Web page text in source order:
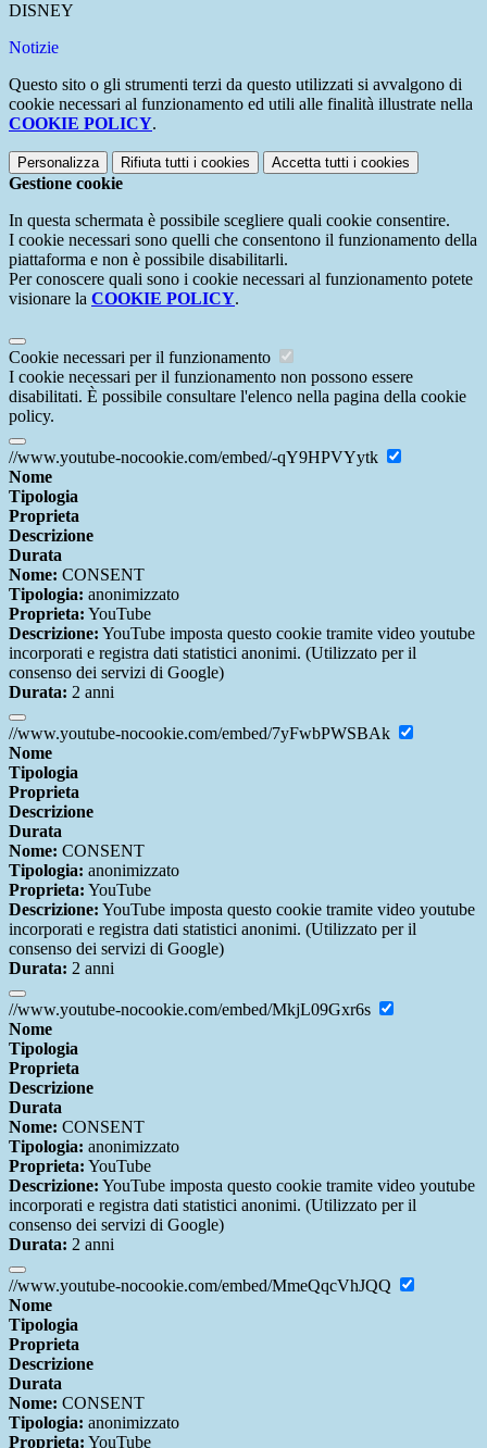
Notizie
Questo sito o gli strumenti terzi da questo utilizzati si avvalgono di
cookie necessari al funzionamento ed utili alle finalità illustrate nella
COOKIE POLICY.
Personalizza Rifiuta tutti i cookies Accetta tutti i cookies
Gestione cookie
In questa schermata è possibile scegliere quali cookie consentire.
I cookie necessari sono quelli che consentono il funzionamento della
piattaforma e non è possibile disabilitarli.
Per conoscere quali sono i cookie necessari al funzionamento potete
visionare la COOKIE POLICY.
Cookie necessari per il funzionamento
I cookie necessari per il funzionamento non possono essere
disabilitati. È possibile consultare l'elenco nella pagina della cookie
policy.
//www.youtube-nocookie.com/embed/-qY9HPVYytk
Nome
Tipologia
Proprieta
Descrizione
Durata
Nome: CONSENT
Tipologia: anonimizzato
Proprieta: YouTube
Descrizione: YouTube imposta questo cookie tramite video youtube
incorporati e registra dati statistici anonimi. (Utilizzato per il
consenso dei servizi di Google)
Durata: 2 anni
//www.youtube-nocookie.com/embed/7yFwbPWSBAk
Nome
Tipologia
Proprieta
Descrizione
Durata
Nome: CONSENT
Tipologia: anonimizzato
Proprieta: YouTube
Descrizione: YouTube imposta questo cookie tramite video youtube
incorporati e registra dati statistici anonimi. (Utilizzato per il
consenso dei servizi di Google)
Durata: 2 anni
//www.youtube-nocookie.com/embed/MkjL09Gxr6s
Nome
Tipologia
Proprieta
Descrizione
Durata
Nome: CONSENT
Tipologia: anonimizzato
Proprieta: YouTube
Descrizione: YouTube imposta questo cookie tramite video youtube
incorporati e registra dati statistici anonimi. (Utilizzato per il
consenso dei servizi di Google)
Durata: 2 anni
//www.youtube-nocookie.com/embed/MmeQqcVhJQQ
Nome
Tipologia
Proprieta
Descrizione
Durata
Nome: CONSENT
Tipologia: anonimizzato
Proprieta: YouTube